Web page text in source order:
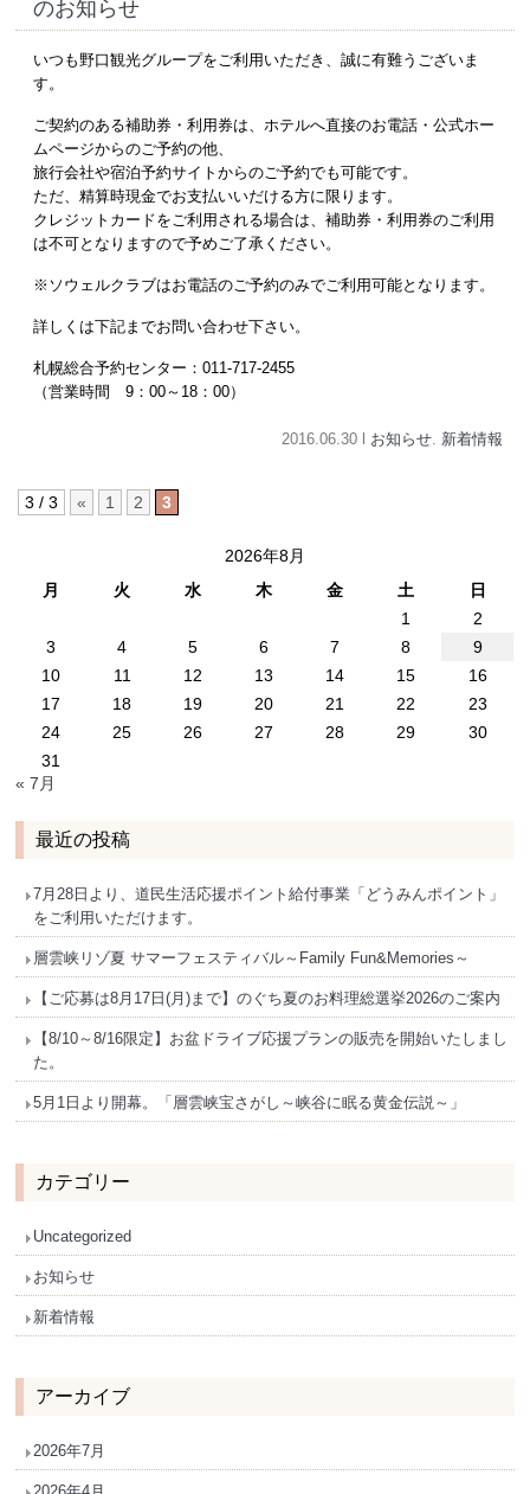
のお知らせ
いつも野口観光グループをご利用いただき、誠に有難うございま
す。
ご契約のある補助券・利用券は、ホテルへ直接のお電話・公式ホー
ムページからのご予約の他、
旅行会社や宿泊予約サイトからのご予約でも可能です。
ただ、精算時現金でお支払いいだける方に限ります。
クレジットカードをご利用される場合は、補助券・利用券のご利用
は不可となりますので予めご了承ください。
※ソウェルクラブはお電話のご予約のみでご利用可能となります。
詳しくは下記までお問い合わせ下さい。
札幌総合予約センター：011-717-2455
（営業時間 9：00～18：00）
2016.06.30 l お知らせ. 新着情報
3 / 3 « 1 2 3
2026年8月
月
火 水 木 金 土
日
1
2
3
4 5 6 7 8
9
10
11 12 13 14 15
16
17
18 19 20 21 22
23
24
25 26 27 28 29
30
31
« 7月
最近の投稿
7月28日より、道民生活応援ポイント給付事業「どうみんポイント」
をご利用いただけます。
層雲峡リゾ夏 サマーフェスティバル～Family Fun&Memories～
【ご応募は8月17日(月)まで】のぐち夏のお料理総選挙2026のご案内
【8/10～8/16限定】お盆ドライブ応援プランの販売を開始いたしまし
た。
5月1日より開幕。「層雲峡宝さがし～峡谷に眠る黄金伝説～」
カテゴリー
Uncategorized
お知らせ
新着情報
アーカイブ
2026年7月